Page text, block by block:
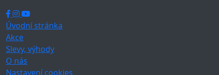
Úvodní stránka
Akce
Slevy, výhody
O nás
Nastavení cookies